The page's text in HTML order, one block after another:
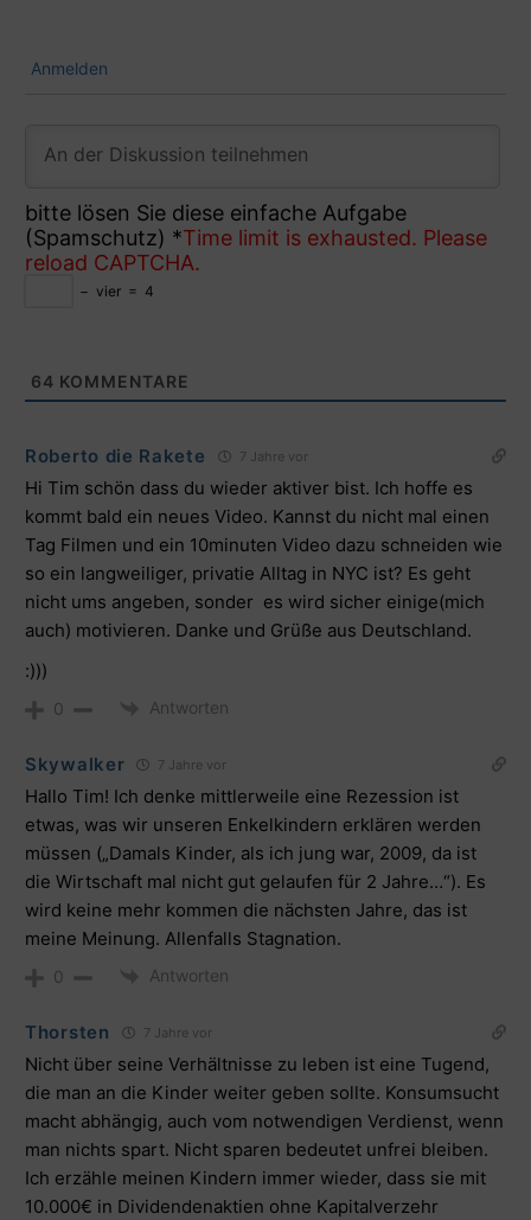
Anmelden
bitte lösen Sie diese einfache Aufgabe
(Spamschutz) *Time limit is exhausted. Please
reload CAPTCHA.
− vier = 4
64 KOMMENTARE
Roberto die Rakete 7 Jahre vor
Hi Tim schön dass du wieder aktiver bist. Ich hoffe es
kommt bald ein neues Video. Kannst du nicht mal einen
Tag Filmen und ein 10minuten Video dazu schneiden wie
so ein langweiliger, privatie Alltag in NYC ist? Es geht
nicht ums angeben, sonder es wird sicher einige(mich
auch) motivieren. Danke und Grüße aus Deutschland.
:)))
0 Antworten
Skywalker 7 Jahre vor
Hallo Tim! Ich denke mittlerweile eine Rezession ist
etwas, was wir unseren Enkelkindern erklären werden
müssen („Damals Kinder, als ich jung war, 2009, da ist
die Wirtschaft mal nicht gut gelaufen für 2 Jahre…“). Es
wird keine mehr kommen die nächsten Jahre, das ist
meine Meinung. Allenfalls Stagnation.
0 Antworten
Thorsten 7 Jahre vor
Nicht über seine Verhältnisse zu leben ist eine Tugend,
die man an die Kinder weiter geben sollte. Konsumsucht
macht abhängig, auch vom notwendigen Verdienst, wenn
man nichts spart. Nicht sparen bedeutet unfrei bleiben.
Ich erzähle meinen Kindern immer wieder, dass sie mit
10.000€ in Dividendenaktien ohne Kapitalverzehr